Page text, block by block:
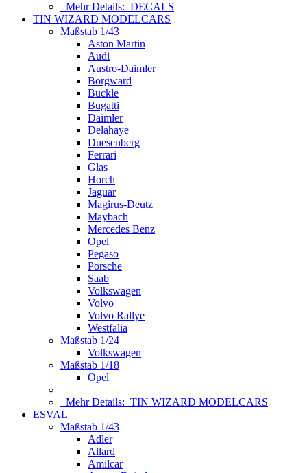
Mehr Details: DECALS
TIN WIZARD MODELCARS
Maßstab 1/43
Aston Martin
Audi
Austro-Daimler
Borgward
Buckle
Bugatti
Daimler
Delahaye
Duesenberg
Ferrari
Glas
Horch
Jaguar
Magirus-Deutz
Maybach
Mercedes Benz
Opel
Pegaso
Porsche
Saab
Volkswagen
Volvo
Volvo Rallye
Westfalia
Maßstab 1/24
Volkswagen
Maßstab 1/18
Opel
Mehr Details: TIN WIZARD MODELCARS
ESVAL
Maßstab 1/43
Adler
Allard
Amilcar